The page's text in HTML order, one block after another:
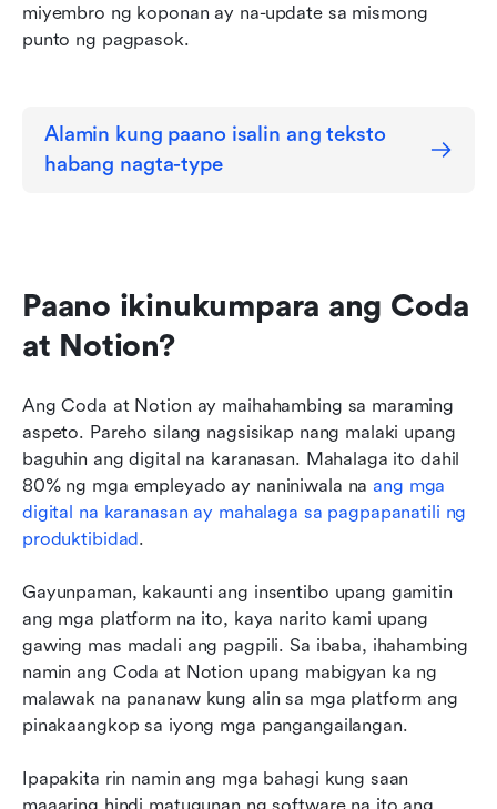
miyembro ng koponan ay na-update sa mismong
punto ng pagpasok.
Alamin kung paano isalin ang teksto
habang nagta-type
Paano ikinukumpara ang Coda
at Notion?
Ang Coda at Notion ay maihahambing sa maraming
aspeto. Pareho silang nagsisikap nang malaki upang
baguhin ang digital na karanasan. Mahalaga ito dahil
80% ng mga empleyado ay naniniwala na ang mga
digital na karanasan ay mahalaga sa pagpapanatili ng
produktibidad.
Gayunpaman, kakaunti ang insentibo upang gamitin
ang mga platform na ito, kaya narito kami upang
gawing mas madali ang pagpili. Sa ibaba, ihahambing
namin ang Coda at Notion upang mabigyan ka ng
malawak na pananaw kung alin sa mga platform ang
pinakaangkop sa iyong mga pangangailangan.
Ipapakita rin namin ang mga bahagi kung saan